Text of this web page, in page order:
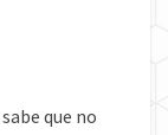
que no